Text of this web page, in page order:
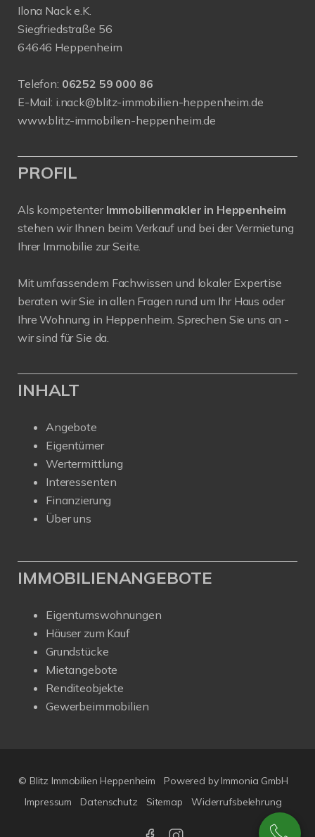
Ilona Nack e.K.
Siegfriedstraße 56
64646 Heppenheim
Telefon: 06252 59 000 86
E-Mail: i.nack@blitz-immobilien-heppenheim.de
www.blitz-immobilien-heppenheim.de
PROFIL
Als kompetenter Immobilienmakler in Heppenheim
stehen wir Ihnen beim Verkauf und bei der Vermietung
Ihrer Immobilie zur Seite.
Mit umfassendem Fachwissen und lokaler Expertise
beraten wir Sie in allen Fragen rund um Ihr Haus oder
Ihre Wohnung in Heppenheim. Sprechen Sie uns an -
wir sind für Sie da.
INHALT
Angebote
Eigentümer
Wertermittlung
Interessenten
Finanzierung
Über uns
IMMOBILIENANGEBOTE
Eigentumswohnungen
Häuser zum Kauf
Grundstücke
Mietangebote
Renditeobjekte
Gewerbeimmobilien
© Blitz Immobilien Heppenheim Powered by Immonia GmbH
Impressum
Datenschutz Sitemap Widerrufsbelehrung